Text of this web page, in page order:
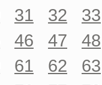
31 32
33
46 47
48
61 62
63